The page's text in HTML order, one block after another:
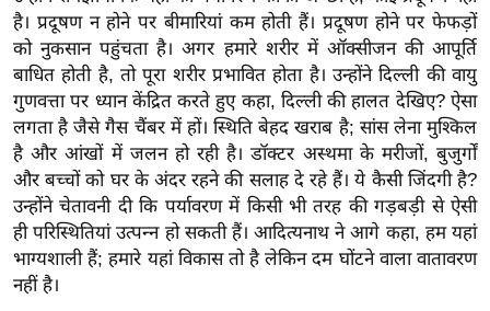
मि
सा
ल
श
ख्सि
य
त
यं
ग
इं
है। प्रदूषण न होने पर बीमारियां कम होती हैं। प्रदूषण होने पर फेफड़ों
को नुकसान पहुंचता है। अगर हमारे शरीर में ऑक्सीजन की आपूर्ति
बाधित होती है, तो पूरा शरीर प्रभावित होता है। उन्होंने दिल्ली की वायु
गुणवत्ता पर ध्यान केंद्रित करते हुए कहा, दिल्ली की हालत देखिए? ऐसा
लगता है जैसे गैस चैंबर में हों। स्थिति बेहद खराब है; सांस लेना मुश्किल
है और आंखों में जलन हो रही है। डॉक्टर अस्थमा के मरीजों, बुजुर्गों
और बच्चों को घर के अंदर रहने की सलाह दे रहे हैं। ये कैसी जिंदगी है?
उन्होंने चेतावनी दी कि पर्यावरण में किसी भी तरह की गड़बड़ी से ऐसी
ही परिस्थितियां उत्पन्न हो सकती हैं। आदित्यनाथ ने आगे कहा, हम यहां
भाग्यशाली हैं; हमारे यहां विकास तो है लेकिन दम घोंटने वाला वातावरण
नहीं है।